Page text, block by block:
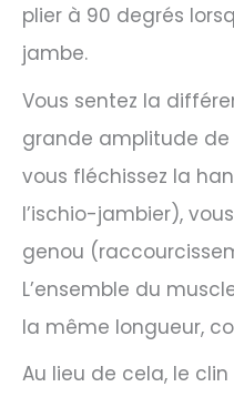
plier à 90 degrés
jambe.
Vous sentez la
grande amplitude
vous fléchissez la
l’ischio-jambier),
genou
L’ensemble du
la même longueur,
Au lieu de cela, le